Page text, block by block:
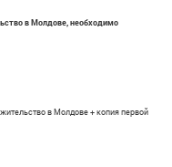
в Молдове, необходимо
в Молдове + копия первой